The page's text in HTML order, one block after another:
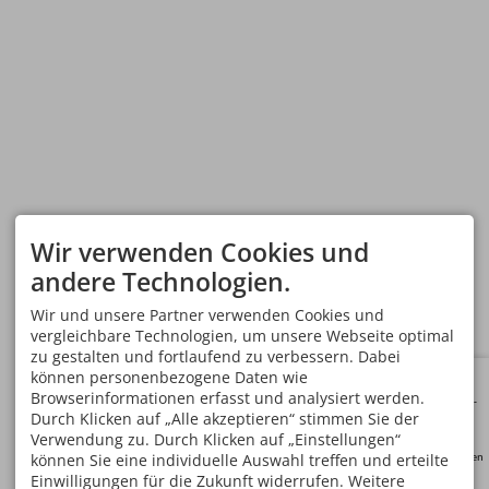
Warnungen sowie die Anweisungen lokaler
Behörden.
Aktuelle Wetterwarnungen bietet
Wählen Sie die europäische Notfallnummer 112,
wenn Sie sich in einer Notlage befinden. Sie
können dann sofort geortet werden, sodass
entsprechende Rettungsmaßnahmen eingeleitet
werden können.
Machen Sie sich mit Verhaltenshinweisen bei
Erdbeben, Vulkanausbrüchen und Tsunamis
vertraut. Diese bieten die Merkblätter des
Deutschen GeoForschungsZentrums.
Informieren Sie sich zu aktuellen Erdbeben und
vulkanischer Aktivität beimDipartimento della
Schließen Sie für die Dauer des
Rückholversicherung ab.
Lassen Sie sich vor einer Reise durch einen
anpassen. Entsprechende Ärzte finden Sie z. B. über
Kunden-
Neutouren
Wir verwenden Cookies und
andere Technologien.
Wir und unsere Partner verwenden Cookies und
vergleichbare Technologien, um unsere Webseite optimal
zu gestalten und fortlaufend zu verbessern. Dabei
können personenbezogene Daten wie
Browserinformationen erfasst und analysiert werden.
Durch Klicken auf „Alle akzeptieren“ stimmen Sie der
Verwendung zu. Durch Klicken auf „Einstellungen“
können Sie eine individuelle Auswahl treffen und erteilte
Einwilligungen für die Zukunft widerrufen. Weitere